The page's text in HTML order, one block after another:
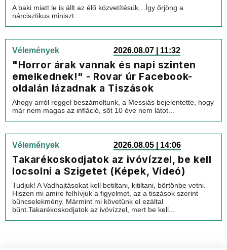
A baki miatt le is állt az élő közvetítésük…Így őrjöng a
nárcisztikus miniszt...
Vélemények 2026.08.07 | 11:32
"Horror árak vannak és napi szinten
emelkednek!" - Rovar úr Facebook-
oldalán lázadnak a Tiszások
Ahogy arról reggel beszámoltunk, a Messiás bejelentette, hogy
már nem magas az infláció, sőt 10 éve nem látot...
Vélemények 2026.08.05 | 14:06
Takarékoskodjatok az ivóvízzel, be kell
locsolni a Szigetet (Képek, Videó)
Tudjuk! A Vadhajtásokat kell betiltani, kitiltani, börtönbe vetni.
Hiszen mi amire felhívjuk a figyelmet, az a tiszások szerint
bűncselekmény. Mármint mi követünk el ezáltal
bűnt.Takarékoskodjatok az ivóvízzel, mert be kell...